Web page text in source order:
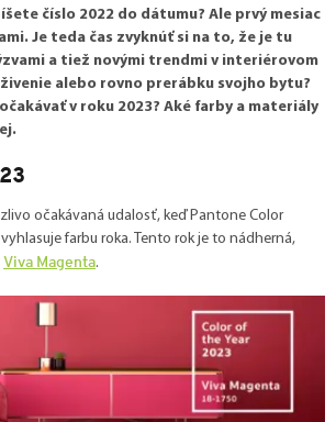
číslo 2022 do dátumu? Ale prvý mesiac
Je teda čas zvyknúť si na to, že je tu
a tiež novými trendmi v interiérovom
alebo rovno prerábku svojho bytu?
v roku 2023? Aké farby a materiály
očakávaná udalosť, keď Pantone Color
farbu roka. Tento rok je to nádherná,
Viva Magenta.